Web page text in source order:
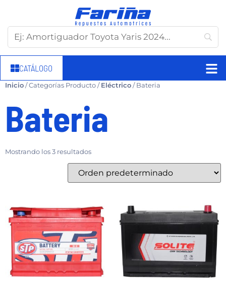
CATÁLOGO
Inicio/ Categorías Producto /Eléctrico/ Bateria
Bateria
Mostrando los 3 resultados